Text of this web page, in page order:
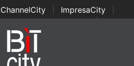
ChannelCity ImpresaCity
Italian Channel Awards | Italian
Italian Security Awards